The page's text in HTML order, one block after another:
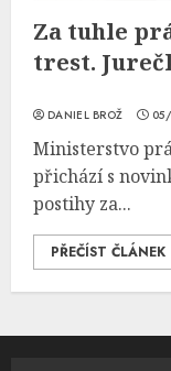
Za tuhle
trest.
DANIEL BROŽ
Ministerstvo
přichází s
postihy za...
PŘEČÍST ČLÁNEK